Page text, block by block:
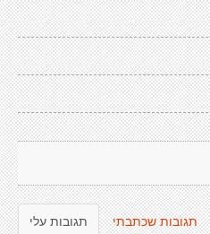
תגובות עלי תגובות שכתבתי